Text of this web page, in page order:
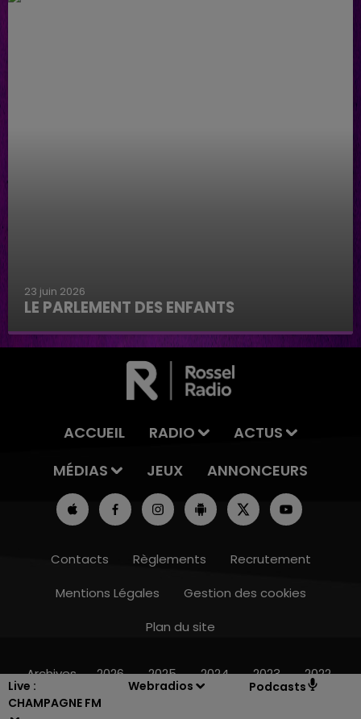
Live :
CHAMPAGNE FM
Webradios Podcasts
23 juin 2026
LE PARLEMENT DES ENFANTS
Le parlement des enfants
ACCUEIL RADIO
ACTUS
MÉDIAS
JEUX ANNONCEURS
Contacts Règlements
Recrutement
Mentions Légales
Gestion des cookies
Plan du site
Archives 2026 2025 2024 2023 2022